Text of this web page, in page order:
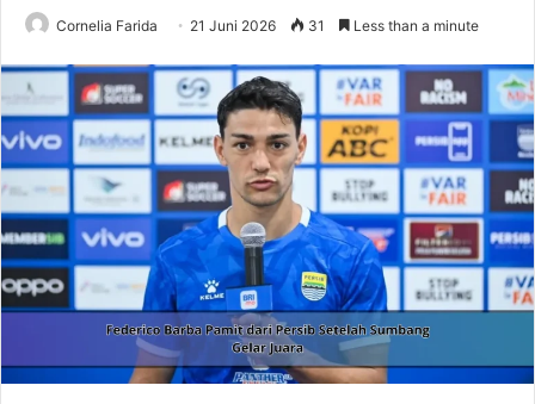
Cornelia Farida 21 Juni 2026 31 Less than a minute